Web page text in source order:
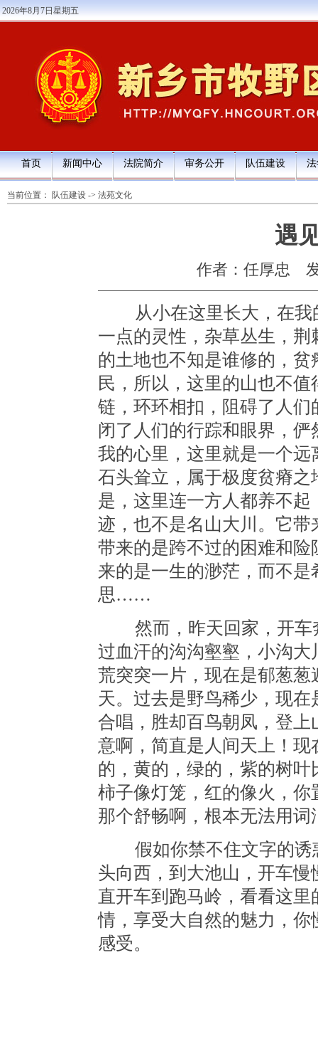
2026年8月7日星期五
首页 新闻中心 法院简介 审务公开 队伍建设
当前位置： 队伍建设 -> 法苑文化
遇
作者：任厚忠
从小在这里长大，在我
一点的灵性，杂草丛生，
的土地也不知是谁修的，
民，所以，这里的山也不
链，环环相扣，阻碍了人
闭了人们的行踪和眼界，
我的心里，这里就是一个
石头耸立，属于极度贫瘠
是，这里连一方人都养不
迹，也不是名山大川。它
带来的是跨不过的困难和
来的是一生的渺茫，而不
思……
然而，昨天回家，开车
过血汗的沟沟壑壑，小沟
荒突突一片，现在是郁葱
天。过去是野鸟稀少，现
合唱，胜却百鸟朝凤，登
意啊，简直是人间天上！
的，黄的，绿的，紫的树
柿子像灯笼，红的像火，
那个舒畅啊，根本无法用词
假如你禁不住文字的诱
头向西，到大池山，开车
直开车到跑马岭，看看这
情，享受大自然的魅力，
感受。